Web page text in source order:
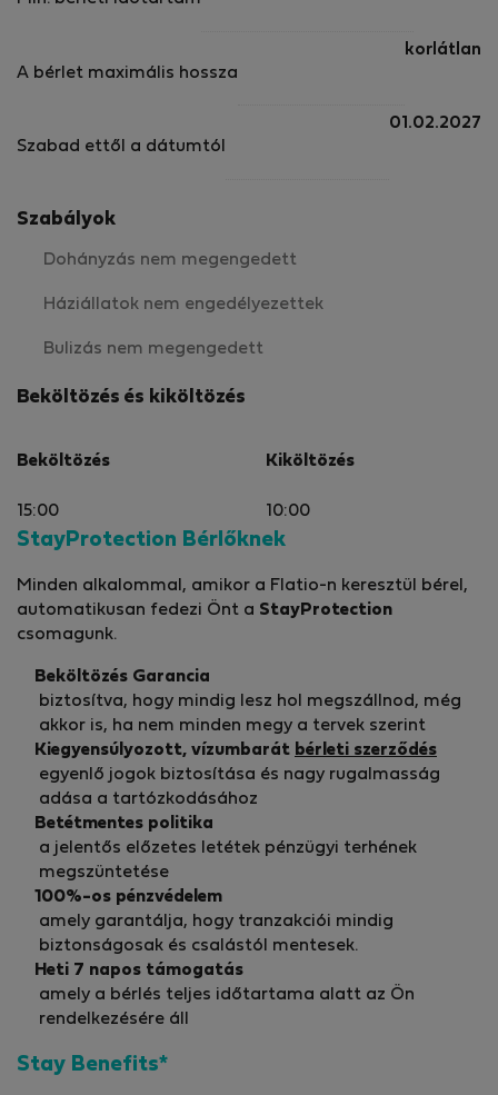
A bérlet maximális hossza
korlátlan
Szabad ettől a dátumtól
01.02.2027
Szabályok
Dohányzás nem megengedett
Háziállatok nem engedélyezettek
Bulizás nem megengedett
Beköltözés és kiköltözés
Beköltözés
15:00
Kiköltözés
10:00
StayProtection Bérlőknek
Minden alkalommal, amikor a Flatio-n keresztül bérel,
automatikusan fedezi Önt a StayProtection
csomagunk.
Beköltözés Garancia
biztosítva, hogy mindig lesz hol megszállnod, még
akkor is, ha nem minden megy a tervek szerint
Kiegyensúlyozott, vízumbarát bérleti szerződés
egyenlő jogok biztosítása és nagy rugalmasság
adása a tartózkodásához
Betétmentes politika
a jelentős előzetes letétek pénzügyi terhének
megszüntetése
100%-os pénzvédelem
amely garantálja, hogy tranzakciói mindig
biztonságosak és csalástól mentesek.
Heti 7 napos támogatás
amely a bérlés teljes időtartama alatt az Ön
rendelkezésére áll
Stay Benefits*